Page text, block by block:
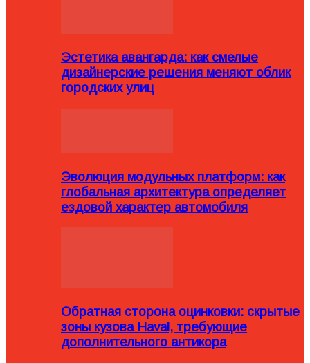
Эстетика авангарда: как смелые
дизайнерские решения меняют облик
городских улиц
Эволюция модульных платформ: как
глобальная архитектура определяет
ездовой характер автомобиля
Обратная сторона оцинковки: скрытые
зоны кузова Haval, требующие
дополнительного антикора